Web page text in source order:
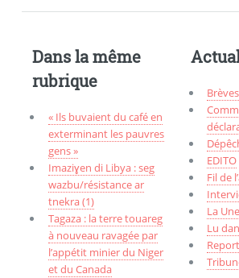
Dans la même
rubrique
« Ils buvaient du café en
exterminant les pauvres
gens »
Imaziɣen di Libya : seg
wazbu/résistance ar
tnekra (1)
Tagaza : la terre touareg
à nouveau ravagée par
l’appétit minier du Niger
et du Canada
Brèves
EDITO
Fil de
La Une
Lu